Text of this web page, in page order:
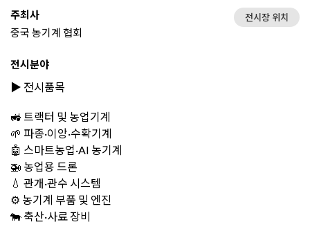
주최사
중국 농기계 협회
전시장 위치
전시분야
▶️ 전시품목
🚜 트랙터 및 농업기계
🌱 파종·이앙·수확기계
🤖 스마트농업·AI 농기계
🚁 농업용 드론
💧 관개·관수 시스템
⚙️ 농기계 부품 및 엔진
🐄 축산·사료 장비